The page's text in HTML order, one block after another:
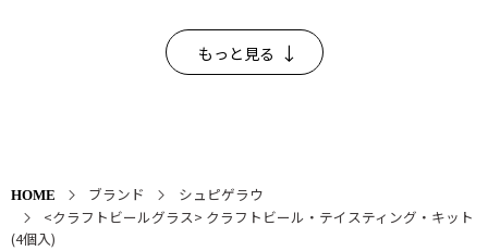
もっと見る
HOME ブランド
シュピゲラウ
<クラフトビールグラス> クラフトビール・テイスティング・キット
(4個入)